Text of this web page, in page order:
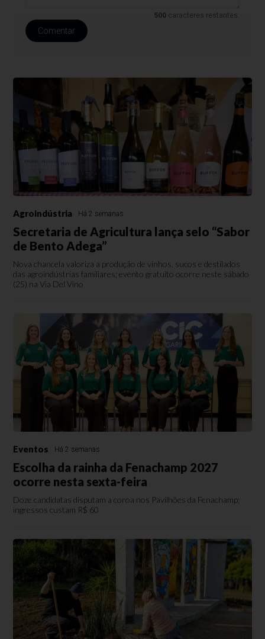
500 caracteres restantes.
Comentar
Agroindústria Há 2 semanas
Secretaria de Agricultura lança selo “Sabor
de Bento Adega”
Nova chancela valoriza a produção de vinhos, sucos e destilados
das agroindústrias familiares; evento gratuito ocorre neste sábado
(25) na Via Del Vino
Eventos Há 2 semanas
Escolha da rainha da Fenachamp 2027
ocorre nesta sexta-feira
Doze candidatas disputam a coroa nos Pavilhões da Fenachamp;
ingressos custam R$ 60